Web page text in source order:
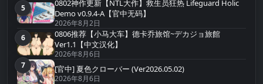
第5名
5
0802神作更新【NTL大作】救生员狂热 Lifeguard Holic
Demo v0.9.4-A【官中无码】
2026年8月2日
第6名
6
0806推荐【小马大车】德卡乔旅馆~デカジョ旅館
Ver1.1【中文汉化】
2026年8月6日
第7名
7 [官中] 夏色クローバー (Ver2026.05.02)
2026年8月6日